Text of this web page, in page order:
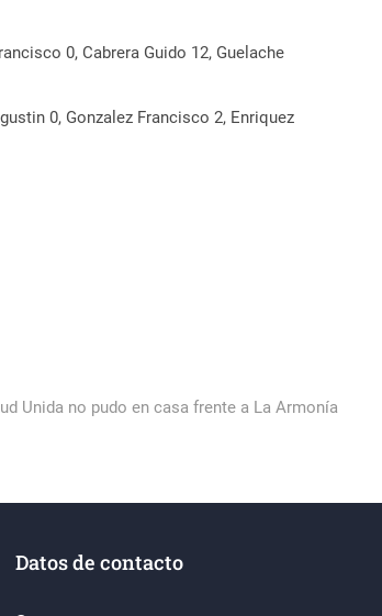
0, Cabrera Guido 12, Guelache
0, Gonzalez Francisco 2, Enriquez
Unida no pudo en casa frente a La Armonía
Datos de contacto